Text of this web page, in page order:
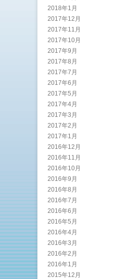
2018年1月
2017年12月
2017年11月
2017年10月
2017年9月
2017年8月
2017年7月
2017年6月
2017年5月
2017年4月
2017年3月
2017年2月
2017年1月
2016年12月
2016年11月
2016年10月
2016年9月
2016年8月
2016年7月
2016年6月
2016年5月
2016年4月
2016年3月
2016年2月
2016年1月
2015年12月